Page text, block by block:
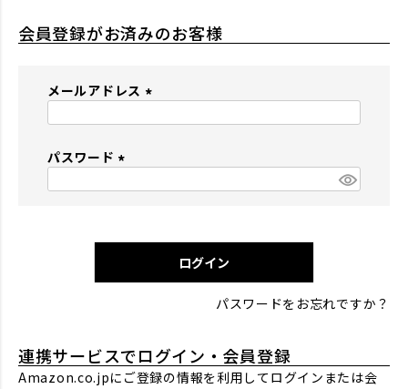
会員登録がお済みのお客様
メールアドレス
パスワード
)
ログイン
パスワードをお忘れですか？
連携サービスでログイン・会員登録
Amazon.co.jpにご登録の情報を利用してログインまたは会